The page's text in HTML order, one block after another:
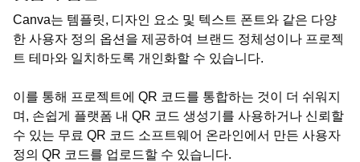
Canva는 템플릿, 디자인 요소 및 텍스트 폰트와 같은 다양
한 사용자 정의 옵션을 제공하여 브랜드 정체성이나 프로젝
트 테마와 일치하도록 개인화할 수 있습니다.
이를 통해 프로젝트에 QR 코드를 통합하는 것이 더 쉬워지
며, 손쉽게 플랫폼 내 QR 코드 생성기를 사용하거나 신뢰할
수 있는 무료 QR 코드 소프트웨어 온라인에서 만든 사용자
정의 QR 코드를 업로드할 수 있습니다.